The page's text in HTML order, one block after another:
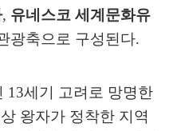
, 유네스코 세계문화유
광축으로 구성된다.
13세기 고려로 망명한
왕자가 정착한 지역